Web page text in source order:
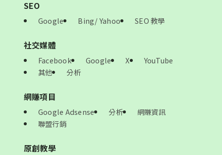
SEO
Google Bing/ Yahoo SEO 教學
社交媒體
Facebook Google X
YouTube
其他
分析
網賺項目
Google Adsense 分析
網賺資訊
聯盟行銷
原創教學